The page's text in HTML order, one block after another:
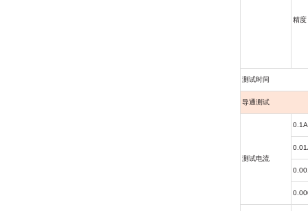
精度
测试时间
导通测试
测试电流
0.1A